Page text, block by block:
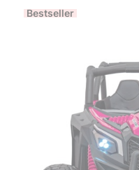
Bestseller